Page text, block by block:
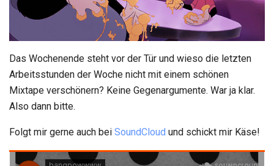
Das Wochenende steht vor der Tür und wieso die letzten
Arbeitsstunden der Woche nicht mit einem schönen
Mixtape verschönern? Keine Gegenargumente. War ja klar.
Also dann bitte.
Folgt mir gerne auch bei SoundCloud und schickt mir Käse!